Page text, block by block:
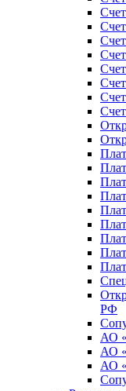
РФ
АО
АО
АО